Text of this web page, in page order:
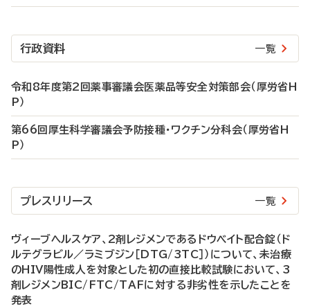
行政資料 一覧
令和8年度第2回薬事審議会医薬品等安全対策部会（厚労省H
P）
第66回厚生科学審議会予防接種・ワクチン分科会（厚労省H
P）
プレスリリース 一覧
ヴィーブヘルスケア、2剤レジメンであるドウベイト配合錠（ド
ルテグラビル／ラミブジン［DTG/3TC］）について、未治療
のHIV陽性成人を対象とした初の直接比較試験において、3
剤レジメンBIC/FTC/TAFに対する非劣性を示したことを
発表